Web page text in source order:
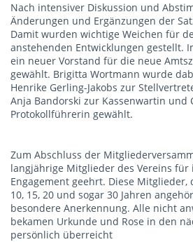
Nach intensiver Diskussion und
Änderungen und Ergänzungen der
Damit wurden wichtige Weichen für
anstehenden Entwicklungen gestellt.
ein neuer Vorstand für die neue
gewählt. Brigitta Wortmann wurde
Henrike Gerling-Jakobs zur
Anja Bandorski zur Kassenwartin und
Protokollführerin gewählt.
Zum Abschluss der
langjährige Mitglieder des Vereins
Engagement geehrt. Diese Mitglieder,
10, 15, 20 und sogar 30 Jahren
besondere Anerkennung. Alle nicht
bekamen Urkunde und Rose in den
persönlich überreicht